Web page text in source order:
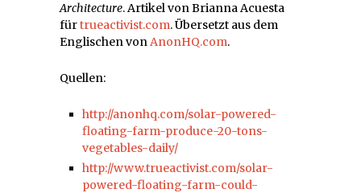
Architecture. Artikel von Brianna Acuesta
fürtrueactivist.com. Übersetzt aus dem
Englischen vonAnonHQ.com.
Quellen:
http://anonhq.com/solar-powered-
floating-farm-produce-20-tons-
vegetables-daily/
http://www.trueactivist.com/solar-
powered-floating-farm-could-